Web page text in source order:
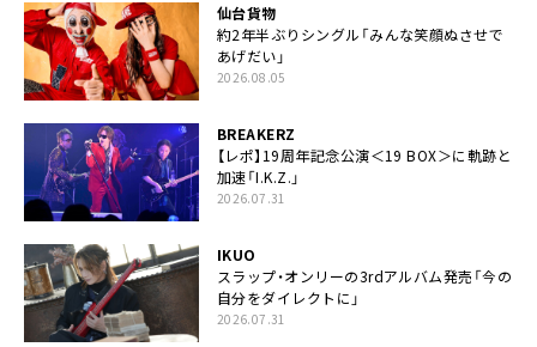
仙台貨物
約2年半ぶりシングル「みんな笑顔ぬさせで
あげだい」
2026.08.05
BREAKERZ
【レポ】19周年記念公演＜19 BOX＞に軌跡と
加速「I.K.Z.」
2026.07.31
IKUO
スラップ・オンリーの3rdアルバム発売「今の
自分をダイレクトに」
2026.07.31